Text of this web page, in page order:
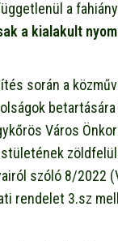
a
a kialakult
során a
Város
szóló 8/2022
rendelet 3.sz